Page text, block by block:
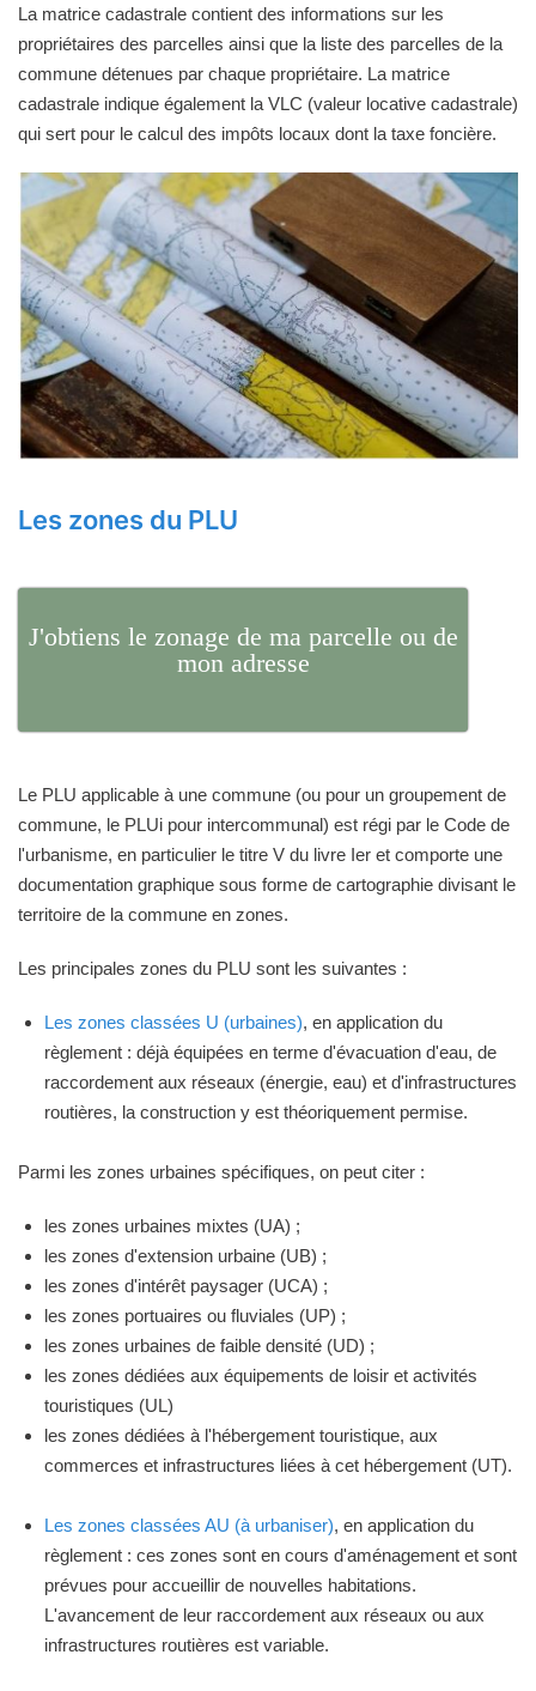
La matrice cadastrale contient des informations sur les
propriétaires des parcelles ainsi que la liste des parcelles de la
commune détenues par chaque propriétaire. La matrice
cadastrale indique également la VLC (valeur locative cadastrale)
qui sert pour le calcul des impôts locaux dont la taxe foncière.
Les zones du PLU
J'obtiens le zonage de ma parcelle ou de
mon adresse
Le PLU applicable à une commune (ou pour un groupement de
commune, le PLUi pour intercommunal) est régi par le Code de
l'urbanisme, en particulier le titre V du livre Ier et comporte une
documentation graphique sous forme de cartographie divisant le
territoire de la commune en zones.
Les principales zones du PLU sont les suivantes :
Les zones classées U (urbaines), en application du
règlement : déjà équipées en terme d'évacuation d'eau, de
raccordement aux réseaux (énergie, eau) et d'infrastructures
routières, la construction y est théoriquement permise.
Parmi les zones urbaines spécifiques, on peut citer :
les zones urbaines mixtes (UA) ;
les zones d'extension urbaine (UB) ;
les zones d'intérêt paysager (UCA) ;
les zones portuaires ou fluviales (UP) ;
les zones urbaines de faible densité (UD) ;
les zones dédiées aux équipements de loisir et activités
touristiques (UL)
les zones dédiées à l'hébergement touristique, aux
commerces et infrastructures liées à cet hébergement (UT).
Les zones classées AU (à urbaniser), en application du
règlement : ces zones sont en cours d'aménagement et sont
prévues pour accueillir de nouvelles habitations.
L'avancement de leur raccordement aux réseaux ou aux
infrastructures routières est variable.